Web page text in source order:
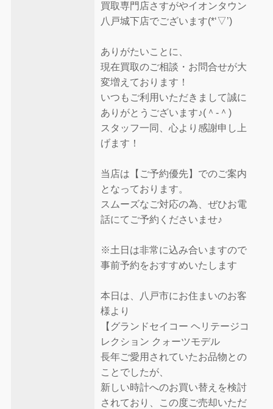
買取専門店さすがやイオンタウン
八戸城下店でございます(*‘▽’)
ありがたいことに、
現在買取のご相談・お問合せが大
変増えております！
いつもご利用いただきまして誠に
ありがとうございます♪(＾-＾)
スタッフ一同、心より感謝申し上
げます！
当店は【ご予約優先】でのご案内
となっております。
スムーズなご対応の為、ぜひお電
話にてご予約くださいませ♪
※土日は非常に込み合いますので
事前予約をおすすめいたします
本日は、八戸市にお住まいのお客
様より
【グランドセイコー ヘリテージコ
レクション クォーツモデル
長年ご愛用されていたお品物との
ことでしたが、
新しい時計へのお買い替えを検討
されており、この度ご売却いただ